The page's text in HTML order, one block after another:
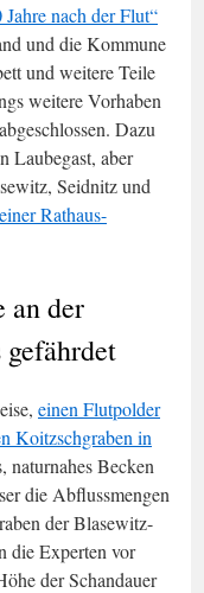
nach der Flut“
und die Kommune
und weitere Teile
weitere Vorhaben
Dazu
Laubegast, aber
Seidnitz und
einer Rathaus-
an der
einen Flutpolder
Koitzschgraben in
naturnahes Becken
die Abflussmengen
der Blasewitz-
die Experten vor
der Schandauer